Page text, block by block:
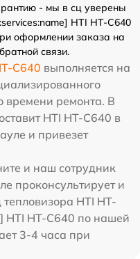
- мы в сц уверены
HTI HT-C640
оформлении заказа на
связи.
C640 выполняется на
времени ремонта. В
HTI HT-C640 в
и привезет
и наш сотрудник
проконсультирует и
тепловизора HTI HT-
HTI HT-C640 по нашей
3-4 часа при